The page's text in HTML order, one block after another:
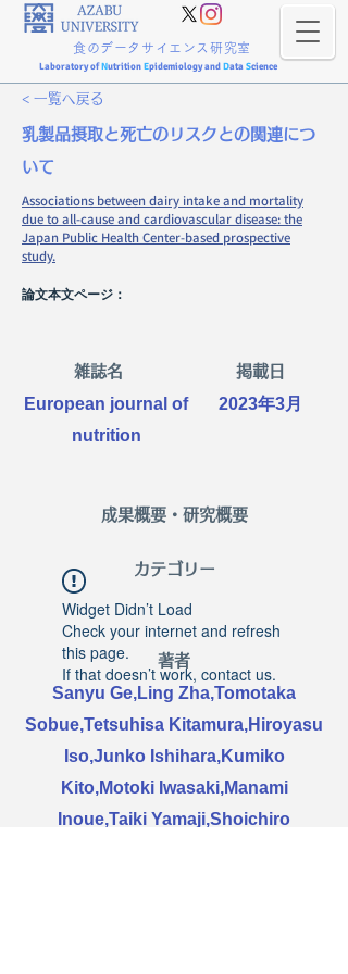
食のデータサイエンス研究室
Laboratory ofNutritionEpidemiology andDataScience
< 一覧へ戻る
乳製品摂取と死亡のリスクとの関連につ
いて
Associations between dairy intake and mortality
due to all-cause and cardiovascular disease: the
Japan Public Health Center-based prospective
study.
論文本文ページ：
雑誌名
European journal of
nutrition
掲載日
2023年3月
​成果概要・研究概要
​カテゴリー
Widget Didn’t Load
Check your internet and refresh
this page.
If that doesn’t work, contact us.
著者
Sanyu Ge,Ling Zha,Tomotaka
Sobue,Tetsuhisa Kitamura,Hiroyasu
Iso,Junko Ishihara,Kumiko
Kito,Motoki Iwasaki,Manami
Inoue,Taiki Yamaji,Shoichiro